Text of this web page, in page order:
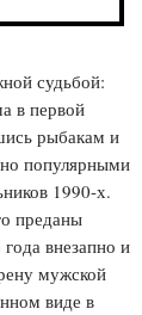
судьбой:
в первой
рыбакам и
популярными
1990-х.
преданы
внезапно и
мужской
виде в